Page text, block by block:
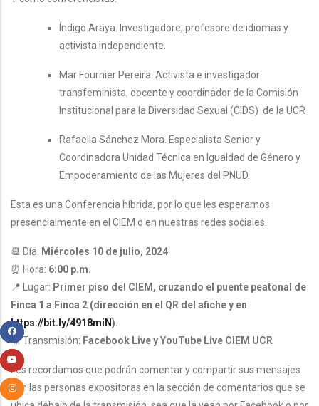
Índigo Araya. Investigadore, profesore de idiomas y
activista independiente.
Mar Fournier Pereira. Activista e investigador
transfeminista, docente y coordinador de la Comisión
Institucional para la Diversidad Sexual (CIDS) de la UCR
Rafaella Sánchez Mora. Especialista Senior y
Coordinadora Unidad Técnica en Igualdad de Género y
Empoderamiento de las Mujeres del PNUD.
Esta es una Conferencia híbrida, por lo que les esperamos
presencialmente en el CIEM o en nuestras redes sociales.
📆 Día: Miércoles 10 de julio, 2024
⏰ Hora: 6:00 p.m.
📍 Lugar: Primer piso del CIEM, cruzando el puente peatonal de
Finca 1 a Finca 2 (dirección en el QR del afiche y en
https://bit.ly/4918miN).
🎥 Transmisión: Facebook Live y YouTube Live CIEM UCR
Les recordamos que podrán comentar y compartir sus mensajes
con las personas expositoras en la sección de comentarios que se